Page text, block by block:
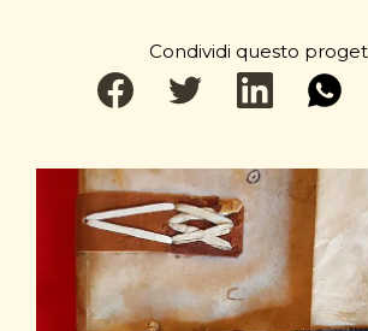
Condividi questo